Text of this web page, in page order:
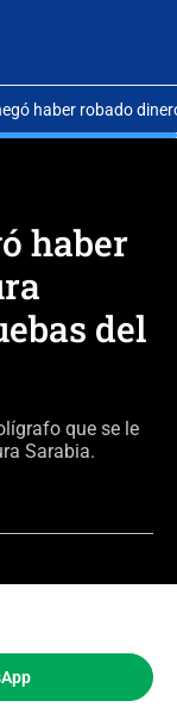
haber robado
haber
del
que se le
Sarabia.